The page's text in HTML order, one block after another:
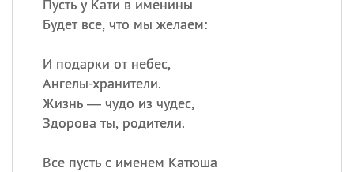
Пусть у Кати в именины
Будет все, что мы желаем:
И подарки от небес,
Ангелы-хранители.
Жизнь — чудо из чудес,
Здорова ты, родители.
Все пусть с именем Катюша